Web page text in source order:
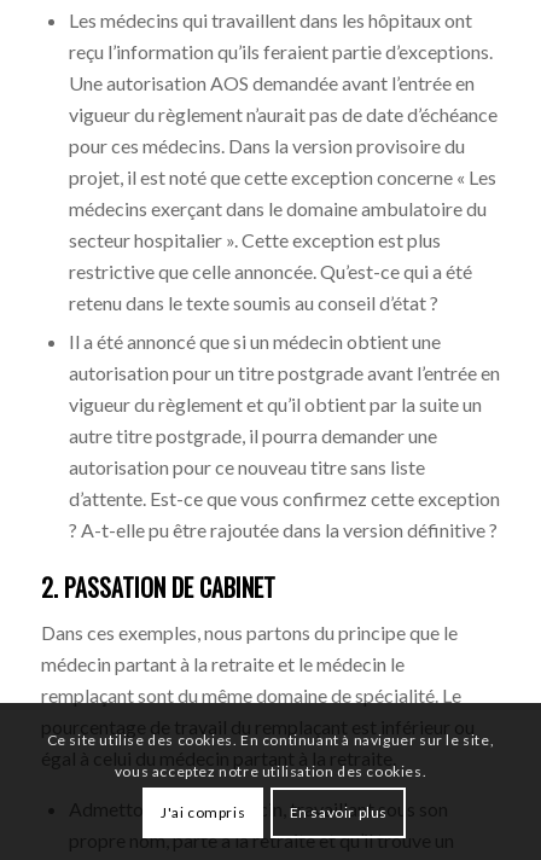
Les médecins qui travaillent dans les hôpitaux ont
reçu l’information qu’ils feraient partie d’exceptions.
Une autorisation AOS demandée avant l’entrée en
vigueur du règlement n’aurait pas de date d’échéance
pour ces médecins. Dans la version provisoire du
projet, il est noté que cette exception concerne « Les
médecins exerçant dans le domaine ambulatoire du
secteur hospitalier ». Cette exception est plus
restrictive que celle annoncée. Qu’est-ce qui a été
retenu dans le texte soumis au conseil d’état ?
Il a été annoncé que si un médecin obtient une
autorisation pour un titre postgrade avant l’entrée en
vigueur du règlement et qu’il obtient par la suite un
autre titre postgrade, il pourra demander une
autorisation pour ce nouveau titre sans liste
d’attente. Est-ce que vous confirmez cette exception
? A-t-elle pu être rajoutée dans la version définitive ?
2. PASSATION DE CABINET
Dans ces exemples, nous partons du principe que le
médecin partant à la retraite et le médecin le
remplaçant sont du même domaine de spécialité. Le
Admettons qu’un médecin, travaillant sous son
propre nom, parte à la retraite et qu’il trouve un
Ce site utilise des cookies. En continuant à naviguer sur le site,
vous acceptez notre utilisation des cookies.
J'ai compris En savoir plus